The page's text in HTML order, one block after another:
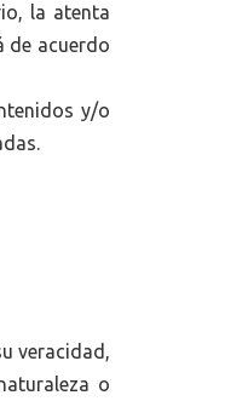
la atenta
de acuerdo
y/o
veracidad,
o